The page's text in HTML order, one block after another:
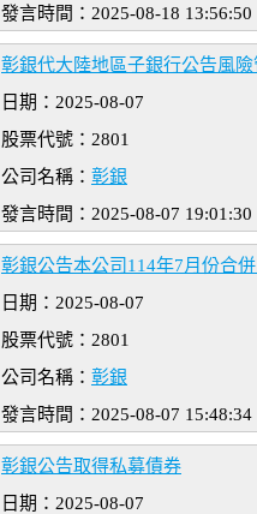
發言時間：2025-08-18 13:56:50
彰銀代大陸地區子銀行公告風
日期：2025-08-07
股票代號：2801
公司名稱： 彰銀
發言時間：2025-08-07 19:01:30
彰銀公告本公司114年7月份合併
日期：2025-08-07
股票代號：2801
公司名稱： 彰銀
發言時間：2025-08-07 15:48:34
彰銀公告取得私募債券
日期：2025-08-07